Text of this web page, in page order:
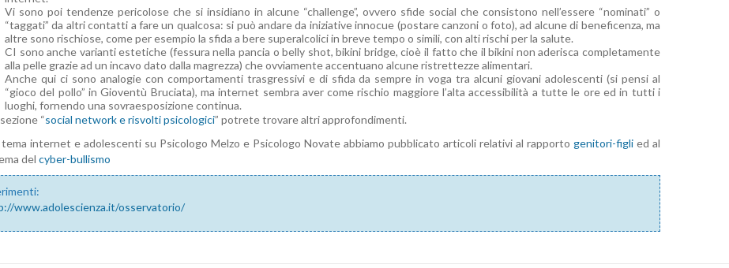
Vi sono poi tendenze pericolose che si insidiano in alcune “challenge”, ovvero sfide social che consistono nell’essere “nominati” o
“taggati” da altri contatti a fare un qualcosa: si può andare da iniziative innocue (postare canzoni o foto), ad alcune di beneficenza, ma
altre sono rischiose, come per esempio la sfida a bere superalcolici in breve tempo o simili, con alti rischi per la salute.
CI sono anche varianti estetiche (fessura nella pancia o belly shot, bikini bridge, cioè il fatto che il bikini non aderisca completamente
alla pelle grazie ad un incavo dato dalla magrezza) che ovviamente accentuano alcune ristrettezze alimentari.
Anche qui ci sono analogie con comportamenti trasgressivi e di sfida da sempre in voga tra alcuni giovani adolescenti (si pensi al
“gioco del pollo” in Gioventù Bruciata), ma internet sembra aver come rischio maggiore l’alta accessibilità a tutte le ore ed in tutti i
luoghi, fornendo una sovraesposizione continua.
“social network e risvolti psicologici” potrete trovare altri approfondimenti.
tema internet e adolescenti su Psicologo Melzo e Psicologo Novate abbiamo pubblicato articoli relativi al rapporto genitori-figli ed al
del cyber-bullismo
www.adolescienza.it/osservatorio/